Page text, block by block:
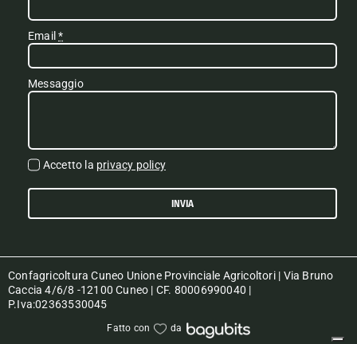
Email*
Messaggio
Accetto la privacy policy
INVIA
Confagricoltura Cuneo Unione Provinciale Agricoltori | Via Bruno
Caccia 4/6/8 -12100 Cuneo | CF. 80006990040 |
P.Iva:02363530045
Fatto con da